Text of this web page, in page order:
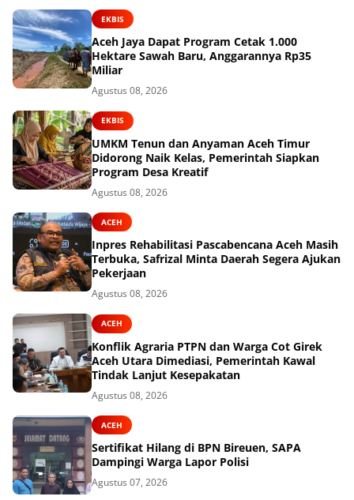
EKBIS
Aceh Jaya Dapat Program Cetak 1.000
Hektare Sawah Baru, Anggarannya Rp35
Miliar
Agustus 08, 2026
EKBIS
UMKM Tenun dan Anyaman Aceh Timur
Didorong Naik Kelas, Pemerintah Siapkan
Program Desa Kreatif
Agustus 08, 2026
ACEH
Inpres Rehabilitasi Pascabencana Aceh Masih
Terbuka, Safrizal Minta Daerah Segera Ajukan
Pekerjaan
Agustus 08, 2026
ACEH
Konflik Agraria PTPN dan Warga Cot Girek
Aceh Utara Dimediasi, Pemerintah Kawal
Tindak Lanjut Kesepakatan
Agustus 08, 2026
ACEH
Sertifikat Hilang di BPN Bireuen, SAPA
Dampingi Warga Lapor Polisi
Agustus 07, 2026